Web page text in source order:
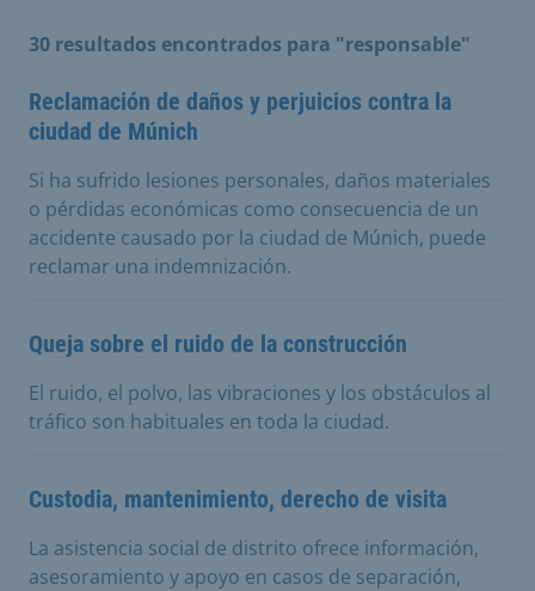
30 resultados encontrados para "responsable"
Reclamación de daños y perjuicios contra la
ciudad de Múnich
Si ha sufrido lesiones personales, daños materiales
o pérdidas económicas como consecuencia de un
accidente causado por la ciudad de Múnich, puede
reclamar una indemnización.
Queja sobre el ruido de la construcción
El ruido, el polvo, las vibraciones y los obstáculos al
tráfico son habituales en toda la ciudad.
Custodia, mantenimiento, derecho de visita
La asistencia social de distrito ofrece información,
asesoramiento y apoyo en casos de separación,